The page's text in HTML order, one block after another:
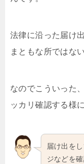
法律に沿った届け
まともな所ではな
なのでこういった
ッカリ確認する様
届け出を
ジなどを確